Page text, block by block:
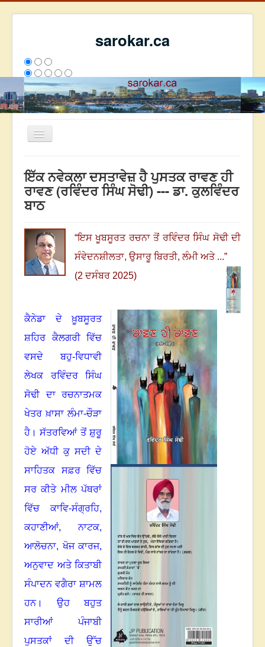
sarokar.ca
Toggle
ਰਚਨਾਵਾਂ
ਸਰੋਕਾਰ ਦੇ ਲੇਖਕ
We have 240 guests and no members online
2804270
ਇਸ ਹਫਤੇ31704 ਇਸ ਮਹੀਨੇ
ਇੱਕ ਨਵੇਕਲਾ ਦਸਤਾਵੇਜ਼ ਹੈ ਪੁਸਤਕ ਰਾਵਣ ਹੀ
ਰਾਵਣ (ਰਵਿੰਦਰ ਸਿੰਘ ਸੋਢੀ) --- ਡਾ. ਕੁਲਵਿੰਦਰ
ਬਾਠ
“ਇਸ ਖੂਬਸੂਰਤ ਰਚਨਾ ਤੋਂ ਰਵਿੰਦਰ ਸਿੰਘ ਸੋਢੀ ਦੀ
ਸੰਵੇਦਨਸ਼ੀਲਤਾ, ਉਸਾਰੂ ਬਿਰਤੀ,ਲੰਮੀ ਅਤੇ ...”
(2 ਦਸੰਬਰ 2025)
ਕੈਨੇਡਾ ਦੇ ਖ਼ੂਬਸੂਰਤ
ਸ਼ਹਿਰ ਕੈਲਗਰੀ ਵਿੱਚ
ਵਸਦੇ ਬਹੁ-ਵਿਧਾਵੀ
ਲੇਖਕ ਰਵਿੰਦਰ ਸਿੰਘ
ਸੋਢੀ ਦਾ ਰਚਨਾਤਮਕ
ਖੇਤਰ ਖ਼ਾਸਾ ਲੰਮਾ-ਚੌੜਾ
ਹੈ ।ਸੱਤਰਵਿਆਂ ਤੋਂ ਸ਼ੁਰੂ
ਹੋਏ ਅੱਧੀ ਕੁ ਸਦੀ ਦੇ
ਸਾਹਿਤਕ ਸਫ਼ਰ ਵਿੱਚ
ਸਰ ਕੀਤੇ ਮੀਲ ਪੱਥਰਾਂ
ਵਿੱਚ ਕਾਵਿ-ਸੰਗ੍ਰਹਿ,
ਕਹਾਣੀਆਂ,ਨਾਟਕ,
ਆਲੋਚਨਾ,ਖੋਜ ਕਾਰਜ,
ਅਨੁਵਾਦ ਅਤੇ ਕਿਤਾਬੀ
ਸੰਪਾਦਨ ਵਗੈਰਾ ਸ਼ਾਮਲ
ਹਨ। ਉਹ ਬਹੁਤ
ਸਾਰੀਆਂ ਪੰਜਾਬੀ
ਪੁਸਤਕਾਂ ਦੀ ਉੱਚ